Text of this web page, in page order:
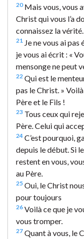
20Mais vous, vous
Christ qui vous l’a
connaissez la vérité.
21 Je ne vous ai
je vous ai écrit : «
mensonge ne peut
22 Qui est le
pas le Christ. »
Père et le Fils !
23 Tous ceux qui
Père. Celui qui
24 C’est pourquoi,
depuis le début. Si
restent en vous,
au Père.
25 Oui, le Christ
pour toujours
26 Voilà ce que je
vous tromper.
27 Quant à vous, le